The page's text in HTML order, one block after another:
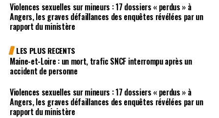
Violences sexuelles sur mineurs : 17 dossiers « perdus » à
Angers, les graves défaillances des enquêtes révélées par un
rapport du ministère
LES PLUS RECENTS
Maine-et-Loire : un mort, trafic SNCF interrompu après un
accident de personne
Violences sexuelles sur mineurs : 17 dossiers « perdus » à
Angers, les graves défaillances des enquêtes révélées par un
rapport du ministère